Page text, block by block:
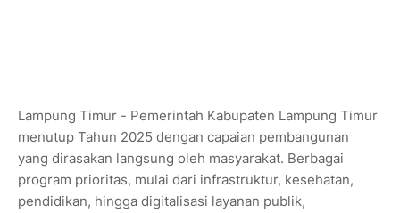
Lampung Timur - Pemerintah Kabupaten Lampung Timur
menutup Tahun 2025 dengan capaian pembangunan
yang dirasakan langsung oleh masyarakat. Berbagai
program prioritas, mulai dari infrastruktur, kesehatan,
pendidikan, hingga digitalisasi layanan publik,